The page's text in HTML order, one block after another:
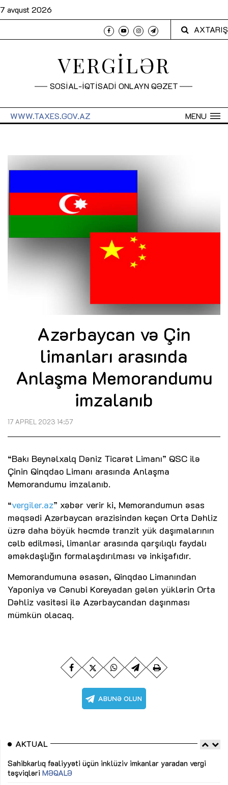
7 avqust 2026
AXTARIŞ
VERGİLƏR
SOSİAL-İQTİSADİ ONLAYN QƏZET
MENU
WWW.TAXES.GOV.AZ
Azərbaycan və Çin
limanları arasında
Anlaşma Memorandumu
imzalanıb
17 APREL 2023 14:57
“Bakı Beynəlxalq Dəniz Ticarət Limanı” QSC ilə
Çinin Qinqdao Limanı arasında Anlaşma
Memorandumu imzalanıb.
“vergiler.az” xəbər verir ki, Memorandumun əsas
məqsədi Azərbaycan ərazisindən keçən Orta Dəhliz
üzrə daha böyük həcmdə tranzit yük daşımalarının
cəlb edilməsi, limanlar arasında qarşılıqlı faydalı
əməkdaşlığın formalaşdırılması və inkişafıdır.
Memorandumuna əsasən, Qinqdao Limanından
Yaponiya və Cənubi Koreyadan gələn yüklərin Orta
Dəhliz vasitəsi ilə Azərbaycandan daşınması
mümkün olacaq.
AKTUAL
Sahibkarlıq fəaliyyəti üçün inklüziv imkanlar yaradan vergi
təşviqləri MƏQALƏ